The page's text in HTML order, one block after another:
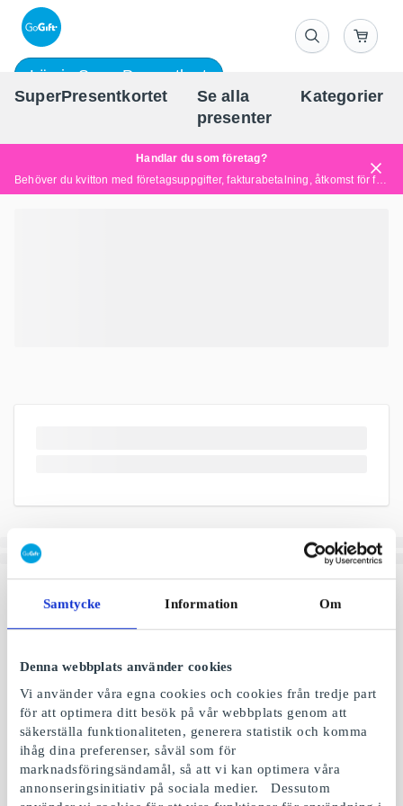
Samtycke Information Om
Denna webbplats använder cookies
Vi använder våra egna cookies och cookies från tredje part
för att optimera ditt besök på vår webbplats genom att
säkerställa funktionaliteten, generera statistik och komma
ihåg dina preferenser, såväl som för
marknadsföringsändamål, så att vi kan optimera våra
annonseringsinitiativ på sociala medier. Dessutom
Lös in SuperPresentkort
SuperPresentkortet
Se alla
presenter
Kategorier
Handlar du som företag?
Behöver du kvitton med företagsuppgifter, fakturabetalning, åtkomst för flera användare eller skräddarsydda lösningar?